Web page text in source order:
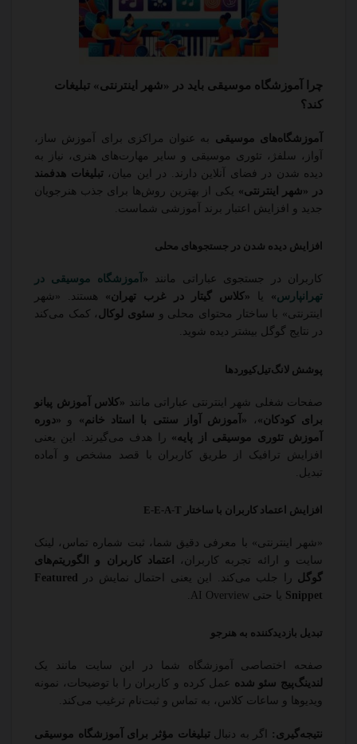
چرا آموزشگاه موسیقی باید در «شهر اینترنتی» تبلیغات
کند؟
آموزشگاه‌های موسیقی به عنوان مراکزی برای آموزش ساز،
آواز، سلفژ، تئوری موسیقی و سایر مهارت‌های هنری، نیاز به
دیده شدن در فضای آنلاین دارند. در این میان،تبلیغات هدفمند
در «شهر اینترنتی» یکی از بهترین روش‌ها برای جذب هنرجویان
جدید و افزایش اعتبار برند آموزشی شماست.
افزایش دیده شدن در جستجوهای محلی
کاربران در جستجوی عباراتی مانند « آموزشگاه موسیقی در
تهرانپارس» یا «کلاس گیتار در غرب تهران» هستند. «شهر
اینترنتی» با ساختار محتوای محلی و سئوی لوکال ، کمک می‌کند
در نتایج گوگل بیشتر دیده شوید.
پوشش لانگ‌تیل‌کیوردها
صفحات شغلی شهر اینترنتی عباراتی مانند «کلاس آموزش پیانو
برای کودکان» ، «آموزش آواز سنتی با استاد خانم» و «دوره
آموزش تئوری موسیقی از پایه» را هدف می‌گیرند. این یعنی
افزایش ترافیک از طریق کاربران با قصد مشخص و آماده
تبدیل.
افزایش اعتماد کاربران با ساختار E-E-A-T
«شهر اینترنتی» با معرفی دقیق شما، ثبت شماره تماس، لینک
سایت و ارائه تجربه کاربران،
اعتماد کاربران و الگوریتم‌های
گوگل را جلب می‌کند. این یعنی احتمال نمایش در Featured
Snippet یا حتی AI Overview.
تبدیل بازدیدکننده به هنرجو
صفحه اختصاصی آموزشگاه شما در این سایت مانند یک
لندینگ‌پیج سئو شده عمل کرده و کاربران را با توضیحات، نمونه
ویدیوها و ساعات کلاس، به تماس و ثبت‌نام ترغیب می‌کند.
نتیجه‌گیری: اگر به دنبالتبلیغات مؤثر برای آموزشگاه موسیقی